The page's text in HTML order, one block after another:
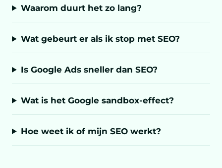
Waarom duurt het zo lang?
Wat gebeurt er als ik stop met SEO?
Is Google Ads sneller dan SEO?
Wat is het Google sandbox-effect?
Hoe weet ik of mijn SEO werkt?